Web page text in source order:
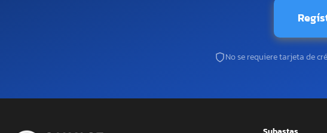
No se requiere tarjeta de